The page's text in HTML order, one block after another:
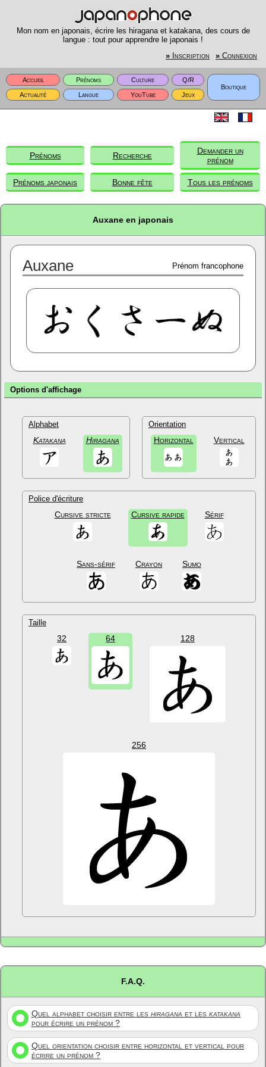
Mon nom en japonais, écrire les hiragana et katakana, des cours de
langue : tout pour apprendre le japonais !
» Inscription » Connexion
Accueil Prénoms Culture
Q/R
Boutique
Actualité
Langue YouTube Jeux
Prénoms Recherche
Demander un
prénom
Prénoms japonais Bonne fête Tous les prénoms
Auxane en japonais
Auxane Prénom francophone
Options d'affichage
Alphabet
Katakana Hiragana
Orientation
Horizontal Vertical
Police d'écriture
Cursive stricte Cursive rapide Sérif
Sans-sérif Crayon Sumo
Taille
32 64 128
256
F.A.Q.
Quel alphabet choisir entre les hiragana et les katakana
pour écrire un prénom ?
Quel orientation choisir entre horizontal et vertical pour
écrire un prénom ?